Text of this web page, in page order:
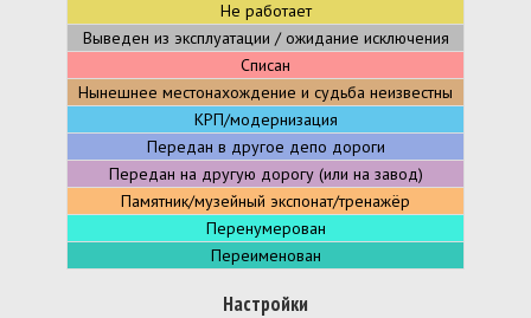
Не работает
Выведен из эксплуатации / ожидание исключения
Списан
Нынешнее местонахождение и судьба неизвестны
КРП/модернизация
Передан в другое депо дороги
Передан на другую дорогу (или на завод)
Памятник/музейный экспонат/тренажёр
Перенумерован
Переименован
Настройки